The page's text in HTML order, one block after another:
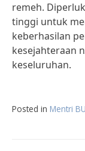
remeh.
tinggi untuk
keberhasilan
kesejahteraan
keseluruhan.
Posted in Mentri